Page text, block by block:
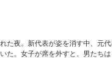
た夜。新代表が姿を消す中、元
た。女子が席を外すと、男たち